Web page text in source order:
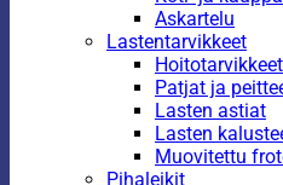
Askartelu
Lastentarvikkeet
Hoitotarvikkeet
Patjat ja
Lasten astiat
Lasten
Muovitettu
Pihaleikit